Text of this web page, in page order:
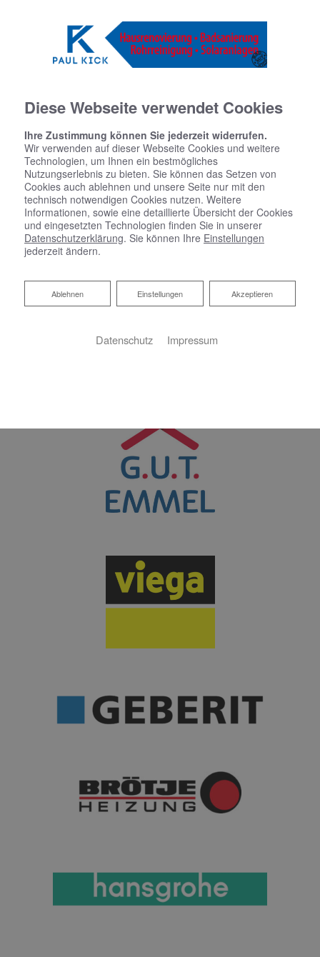
Mit unseren Partnern garantieren wir Ihnen eine exzellente
Diese Webseite verwendet Cookies
Ihre Zustimmung können Sie jederzeit widerrufen.
Wir verwenden auf dieser Webseite Cookies und weitere
Technologien, um Ihnen ein bestmögliches
Nutzungserlebnis zu bieten. Sie können das Setzen von
Cookies auch ablehnen und unsere Seite nur mit den
technisch notwendigen Cookies nutzen. Weitere
Informationen, sowie eine detaillierte Übersicht der Cookies
und eingesetzten Technologien finden Sie in unserer
Datenschutzerklärung. Sie können Ihre Einstellungen
jederzeit ändern.
Akzeptieren
Einstellungen
Ablehnen
Ablehnen
Datenschutz Impressum